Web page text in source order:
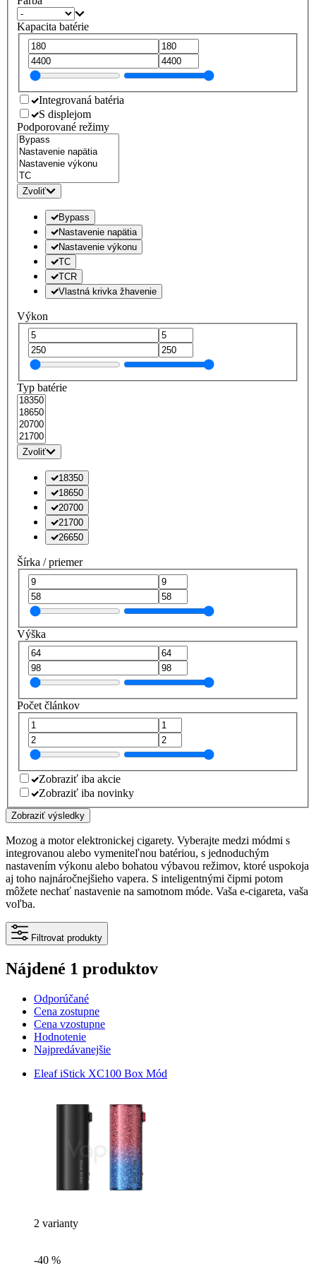
Kapacita batérie
Integrovaná batéria
S displejom
Podporované režimy
Zvoliť
Bypass
Nastavenie napätia
Nastavenie výkonu
TC
TCR
Vlastná krivka žhavenie
Výkon
Typ batérie
Zvoliť
18350
18650
20700
21700
26650
Šírka / priemer
Výška
Počet článkov
Zobraziť iba akcie
Zobraziť iba novinky
Zobraziť výsledky
Mozog a motor elektronickej cigarety. Vyberajte medzi módmi s
integrovanou alebo vymeniteľnou batériou, s jednoduchým
nastavením výkonu alebo bohatou výbavou režimov, ktoré uspokoja
aj toho najnáročnejšieho vapera. S inteligentnými čipmi potom
môžete nechať nastavenie na samotnom móde. Vaša e-cigareta, vaša
voľba.
Filtrovat produkty
Nájdené 1 produktov
Odporúčané
Cena zostupne
Cena vzostupne
Hodnotenie
Najpredávanejšie
Eleaf iStick XC100 Box Mód
2 varianty
-40 %